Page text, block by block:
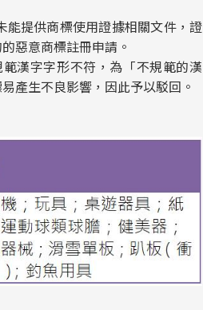
能提供商標使用證據相關文件，證
惡意商標註冊申請。
字字形不符，為「不規範的漢
產生不良影響，因此予以駁回。